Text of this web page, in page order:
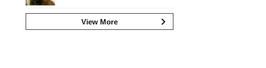
View More